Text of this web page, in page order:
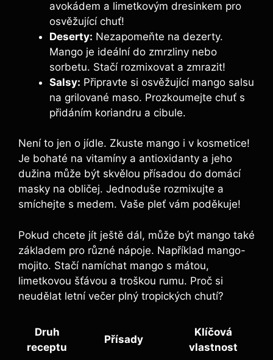
avokádem a limetkovým dresinkem pro
osvěžující chuť!
Deserty: Nezapomeňte na dezerty.
Mango je ideální do zmrzliny nebo
sorbetu. Stačí rozmixovat a zmrazit!
Salsy: Připravte si osvěžující mango salsu
na grilované maso. Prozkoumejte chuť s
přidáním koriandru a cibule.
Není to jen o jídle. Zkuste mango i v kosmetice!
Je bohaté na vitamíny a antioxidanty a jeho
dužina může být skvělou přísadou do domácí
masky na obličej. Jednoduše rozmixujte a
smíchejte s medem. Vaše pleť vám poděkuje!
Pokud chcete jít ještě dál, může být mango také
základem pro různé nápoje. Například mango-
mojito. Stačí namíchat mango s mátou,
limetkovou šťávou a troškou rumu. Proč si
neudělat letní večer plný tropických chutí?
Druh
receptu
Přísady
Klíčová
vlastnost